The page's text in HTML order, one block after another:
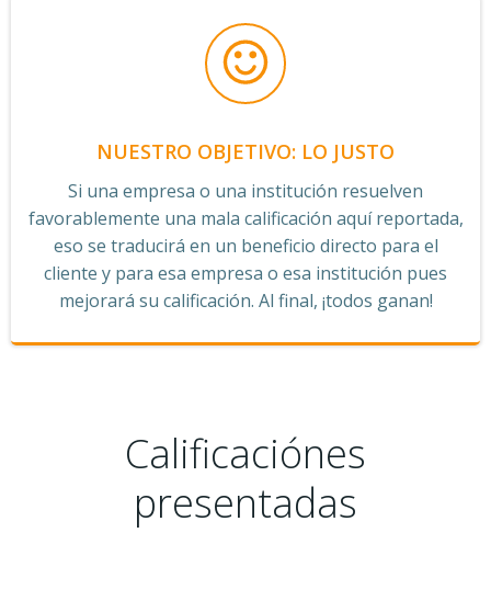
NUESTRO OBJETIVO: LO JUSTO
Si una empresa o una institución resuelven
favorablemente una mala calificación aquí reportada,
eso se traducirá en un beneficio directo para el
cliente y para esa empresa o esa institución pues
mejorará su calificación. Al final, ¡todos ganan!
Calificaciónes
presentadas